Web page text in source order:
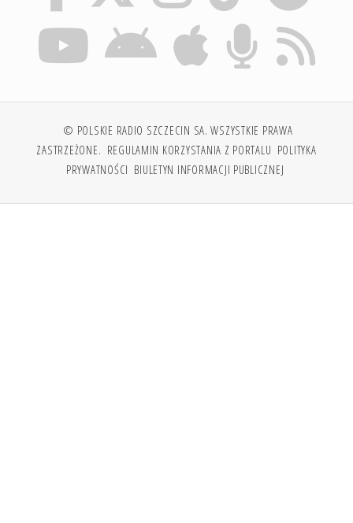
© POLSKIE RADIO SZCZECIN SA. WSZYSTKIE PRAWA
ZASTRZEŻONE. REGULAMIN KORZYSTANIA Z PORTALU POLITYKA
PRYWATNOŚCI BIULETYN INFORMACJI PUBLICZNEJ